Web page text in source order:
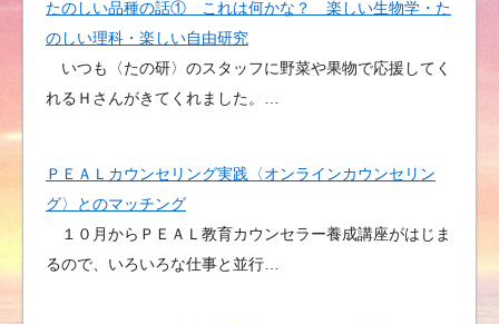
たのしい品種の話① これは何かな？ 楽しい生物学・た
のしい理科・楽しい自由研究
いつも〈たの研〉のスタッフに野菜や果物で応援してく
れるＨさんがきてくれました。…
ＰＥＡＬカウンセリング実践〈オンラインカウンセリン
グ〉とのマッチング
１０月からＰＥＡＬ教育カウンセラー養成講座がはじま
るので、いろいろな仕事と並行…